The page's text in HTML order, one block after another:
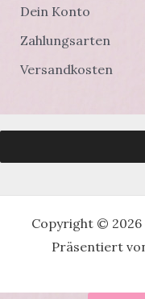
Dein Konto
Zahlungsarten
Versandkosten
Copyright © 2026
Präsentiert